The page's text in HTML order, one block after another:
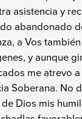
asistencia y
abandonado
a Vos
y aunque
me atrevo
Soberana. No
Dios mis